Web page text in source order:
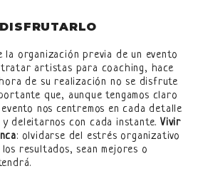
la organización previa de un evento
artistas para coaching, hace
de su realización no se disfrute
que, aunque tengamos claro
nos centremos en cada detalle
deleitarnos con cada instante. Vivir
: olvidarse del estrés organizativo
resultados, sean mejores o